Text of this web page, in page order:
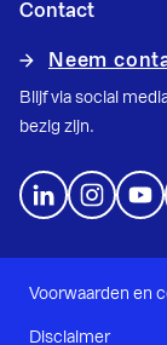
Contact
Neem
Blijf via social
bezig zijn.
Voorwaarden en
Disclaimer